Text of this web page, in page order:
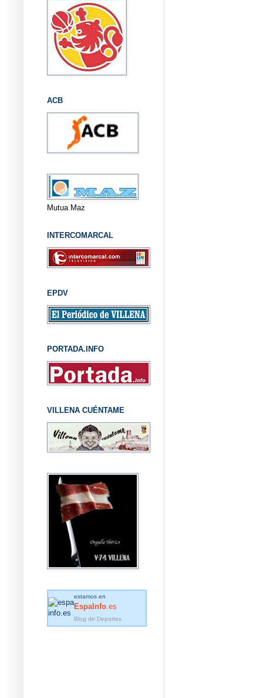
ACB
Mutua Maz
INTERCOMARCAL
EPDV
PORTADA.INFO
VILLENA CUÉNTAME
estamos en
EspaInfo .es
Blog de Deportes